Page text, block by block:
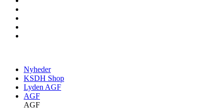
Nyheder
KSDH Shop
Lyden AGF
AGF
AGF